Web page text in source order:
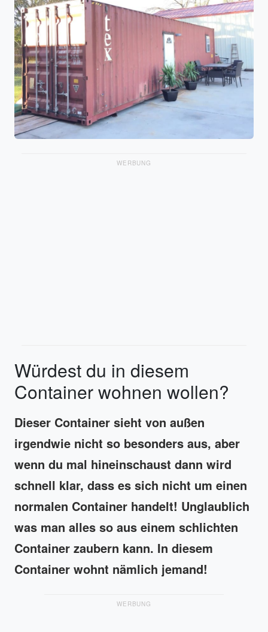
WERBUNG
Würdest du in diesem
Container wohnen wollen?
Dieser Container sieht von außen
irgendwie nicht so besonders aus, aber
wenn du mal hineinschaust dann wird
schnell klar, dass es sich nicht um einen
normalen Container handelt! Unglaublich
was man alles so aus einem schlichten
Container zaubern kann. In diesem
Container wohnt nämlich jemand!
WERBUNG